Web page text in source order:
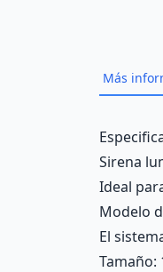
Más
Sirena
Ideal
Modelo
El
Tamaño: